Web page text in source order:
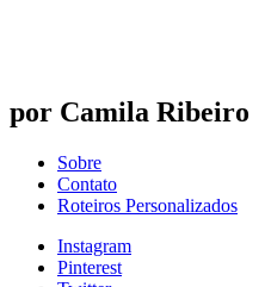
por Camila Ribeiro
Sobre
Contato
Roteiros Personalizados
Instagram
Pinterest